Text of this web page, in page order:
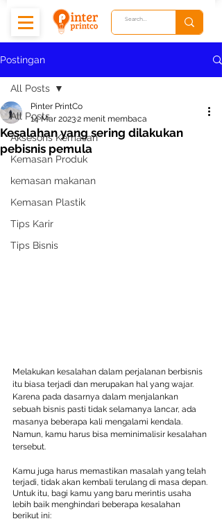
Postingan
All Posts
Aksesoris Kemasan
Kemasan Produk
kemasan makanan
Kemasan Plastik
Tips Karir
Tips Bisnis
All Posts
Kesalahan yang sering dilakukan
pebisnis pemula
Pinter PrintCo
14 Mar 20232 menit membaca
Melakukan kesalahan dalam perjalanan berbisnis
itu biasa terjadi dan merupakan hal yang wajar.
Karena pada dasarnya dalam menjalankan
sebuah bisnis pasti tidak selamanya lancar, ada
masanya beberapa kali mengalami kendala.
Namun, kamu harus bisa meminimalisir kesalahan
tersebut.
Kamu juga harus memastikan masalah yang telah
terjadi, tidak akan kembali terulang di masa depan.
Untuk itu, bagi kamu yang baru merintis usaha
lebih baik menghindari beberapa kesalahan
berikut ini: